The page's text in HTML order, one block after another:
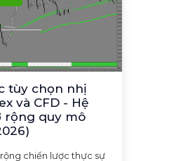
tùy chọn nhị
và CFD - Hệ
rộng quy mô
chiến lược thực sự